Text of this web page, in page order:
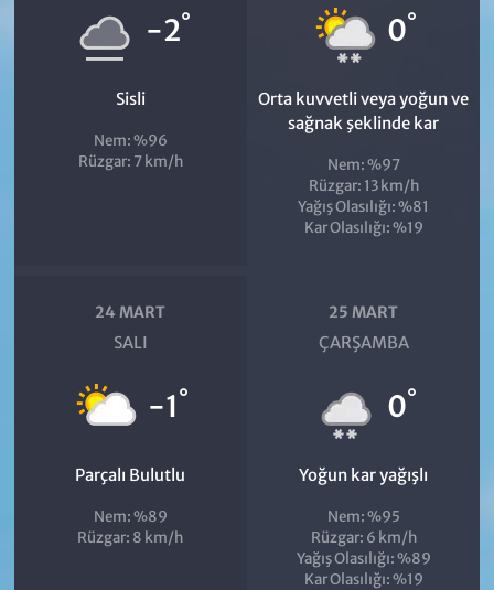
-2°
Sisli
Nem: %96
Rüzgar: 7 km/h
0°
Orta kuvvetli veya yoğun ve
sağnak şeklinde kar
Nem: %97
Rüzgar: 13 km/h
Yağış Olasılığı: %81
Kar Olasılığı: %19
24 MART
SALI
-1°
Parçalı Bulutlu
Nem: %89
Rüzgar: 8 km/h
25 MART
ÇARŞAMBA
0°
Yoğun kar yağışlı
Nem: %95
Rüzgar: 6 km/h
Yağış Olasılığı: %89
Kar Olasılığı: %19